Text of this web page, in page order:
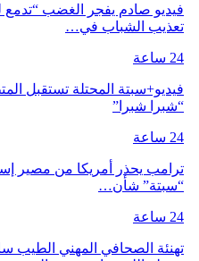
فيديو صادم يفجر الغضب
تعذيب الشباب في…
24 ساعة
فيديو+سبتة المحتلة تستقبل
“شبرا شبرا”
24 ساعة
ترامب يحذر أمريكا من مصير
“سبتة” شأن…
24 ساعة
تهنئة الصحافي المهني الطيب